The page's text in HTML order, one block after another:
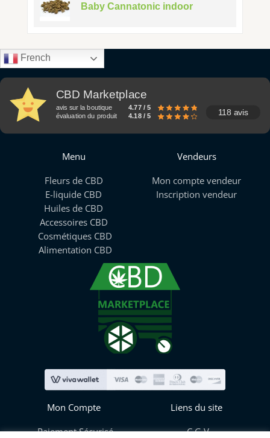
Baby Cannatonic indoor
French
CBD Marketplace
avis sur la boutique
4.77 / 5
évaluation du produit
4.18 / 5 118 avis
Menu
Fleurs de CBD
E-liquide CBD
Huiles de CBD
Accessoires CBD
Cosmétiques CBD
Alimentation CBD
Vendeurs
Mon compte vendeur
Inscription vendeur
Mon Compte
Paiement Sécurisé
Liens du site
C.G.V